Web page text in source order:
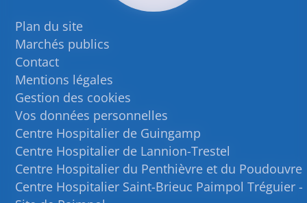
Plan du site
Marchés publics
Contact
Mentions légales
Gestion des cookies
Vos données personnelles
Centre Hospitalier de Guingamp
Centre Hospitalier de Lannion-Trestel
Centre Hospitalier du Penthièvre et du Poudouvre
Centre Hospitalier Saint-Brieuc Paimpol Tréguier -